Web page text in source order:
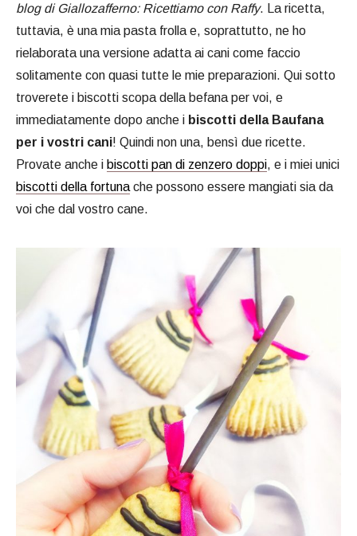
blog di Giallozafferno: Ricettiamo con Raffy. La ricetta,
tuttavia, è una mia pasta frolla e, soprattutto, ne ho
rielaborata una versione adatta ai cani come faccio
solitamente con quasi tutte le mie preparazioni. Qui sotto
troverete i biscotti scopa della befana per voi, e
immediatamente dopo anche i biscotti della Baufana
per i vostri cani! Quindi non una, bensì due ricette.
Provate anche i biscotti pan di zenzero doppi, e i miei unici
biscotti della fortuna che possono essere mangiati sia da
voi che dal vostro cane.